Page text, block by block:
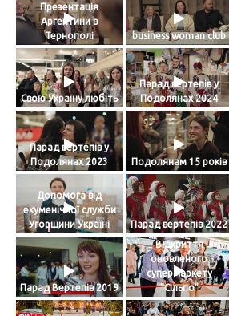
Презентація
Аргентини в
Тернополі
business woman club
Свою Україну любіть
Парад вертепів у
Подолянах 2024
Парад вертепів у
Подолянах 2023
Подолянам 15 років
Допомога від
екуменічної служби
Угорщини Україні
Парад вертепів 2022
Парад Вертепів 2019
Відкриття
оновленого
супермаркету
"Сільпо"